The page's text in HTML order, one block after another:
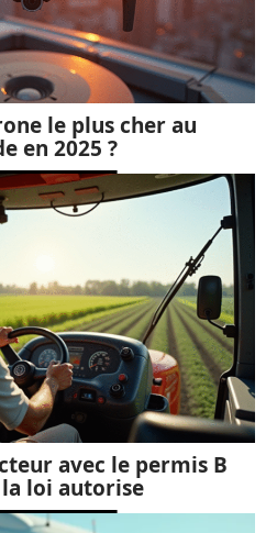
le plus cher au
en 2025 ?
avec le permis B
la loi autorise